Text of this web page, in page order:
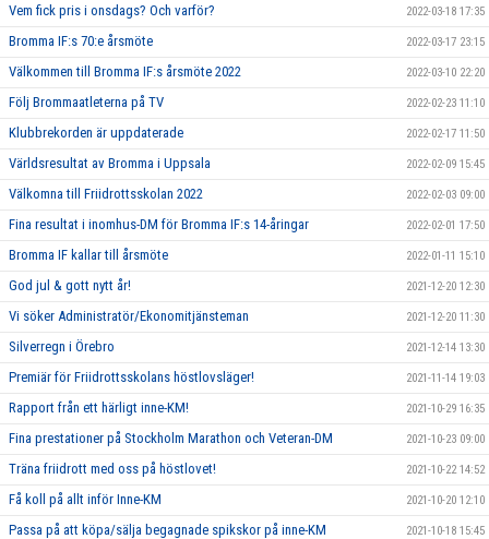
Vem fick pris i onsdags? Och varför? 2022-03-18 17:35
Bromma IF:s 70:e årsmöte 2022-03-17 23:15
Välkommen till Bromma IF:s årsmöte 2022 2022-03-10 22:20
Följ Brommaatleterna på TV 2022-02-23 11:10
Klubbrekorden är uppdaterade 2022-02-17 11:50
Världsresultat av Bromma i Uppsala 2022-02-09 15:45
Välkomna till Friidrottsskolan 2022 2022-02-03 09:00
Fina resultat i inomhus-DM för Bromma IF:s 14-åringar 2022-02-01 17:50
Bromma IF kallar till årsmöte 2022-01-11 15:10
God jul & gott nytt år! 2021-12-20 12:30
Vi söker Administratör/Ekonomitjänsteman 2021-12-20 11:30
Silverregn i Örebro 2021-12-14 13:30
Premiär för Friidrottsskolans höstlovsläger! 2021-11-14 19:03
Rapport från ett härligt inne-KM! 2021-10-29 16:35
Fina prestationer på Stockholm Marathon och Veteran-DM 2021-10-23 09:00
Träna friidrott med oss på höstlovet! 2021-10-22 14:52
Få koll på allt inför Inne-KM 2021-10-20 12:10
Passa på att köpa/sälja begagnade spikskor på inne-KM 2021-10-18 15:45